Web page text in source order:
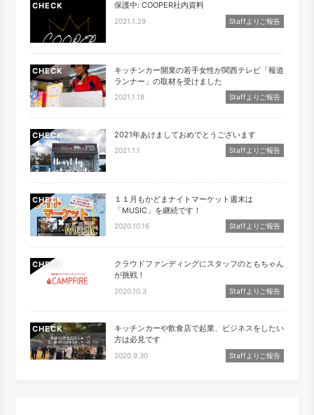
CHECK 保護中: COOPER社内資料
2021.1.29 Staffよりご報告
CHECK
キッチンカー開業の若手女性が関西テレビ「報道
ランナー」の取材を受けました
2021.1.18 Staffよりご報告
CHECK 2021年あけましておめでとうございます
2021.1.1 Staffよりご報告
CHECK
１１月もかどまナイトマーケット週末は
「MUSIC」を継続です！
2020.10.16 Staffよりご報告
CHECK
クラウドファンディングにスタッフのともちゃん
が挑戦！
2020.10.3 Staffよりご報告
CHECK
キッチンカーや飲食店で起業、ビジネスをしたい
方は必見です
2020.9.30 Staffよりご報告